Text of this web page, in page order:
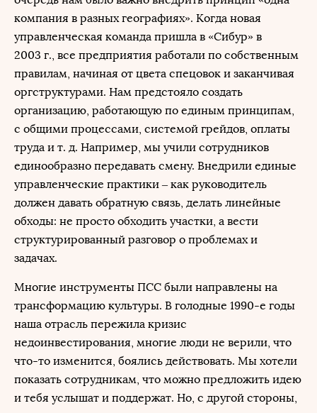
компания в разных географиях». Когда новая
управленческая команда пришла в «Сибур» в
2003 г., все предприятия работали по собственным
правилам, начиная от цвета спецовок и заканчивая
оргструктурами. Нам предстояло создать
организацию, работающую по единым принципам,
с общими процессами, системой грейдов, оплаты
труда и т. д. Например, мы учили сотрудников
единообразно передавать смену. Внедрили единые
управленческие практики – как руководитель
должен давать обратную связь, делать линейные
обходы: не просто обходить участки, а вести
структурированный разговор о проблемах и
задачах.
Многие инструменты ПСС были направлены на
трансформацию культуры. В голодные 1990-е годы
наша отрасль пережила кризис
недоинвестирования, многие люди не верили, что
что-то изменится, боялись действовать. Мы хотели
показать сотрудникам, что можно предложить идею
и тебя услышат и поддержат. Но, с другой стороны,